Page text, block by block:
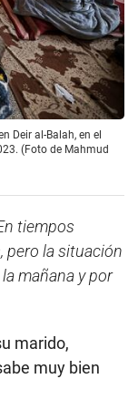
Deir al-Balah, en el
(Foto de Mahmud
tiempos
pero la situación
mañana y por
marido,
muy bien